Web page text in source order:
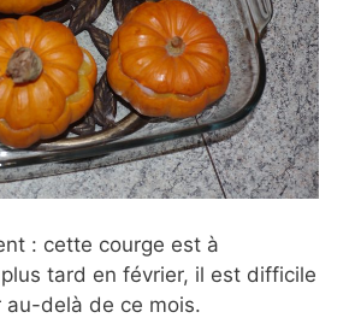
: cette courge est à
tard en février, il est difficile
au-delà de ce mois.